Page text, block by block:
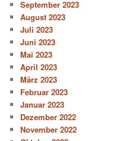
September 2023
August 2023
Juli 2023
Juni 2023
Mai 2023
April 2023
März 2023
Februar 2023
Januar 2023
Dezember 2022
November 2022